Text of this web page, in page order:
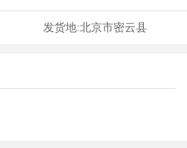
发货地:北京市密云县